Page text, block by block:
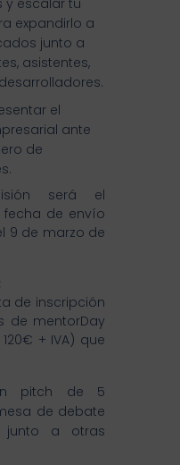
escalar tu
expandirlo a
junto a
asistentes,
el
ante
de
será el
de envío
9 de marzo de
de inscripción
de mentorDay
+ IVA) que
pitch de 5
de debate
junto a otras